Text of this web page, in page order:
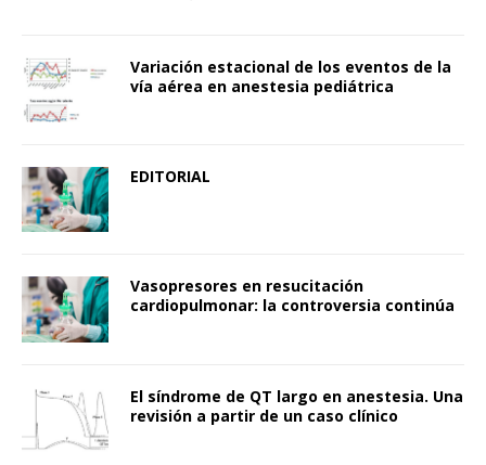
Variación estacional de los eventos de la
vía aérea en anestesia pediátrica
EDITORIAL
Vasopresores en resucitación
cardiopulmonar: la controversia continúa
El síndrome de QT largo en anestesia. Una
revisión a partir de un caso clínico